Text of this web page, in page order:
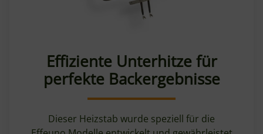
Effiziente Unterhitze für
perfekte Backergebnisse
Dieser Heizstab wurde speziell für die